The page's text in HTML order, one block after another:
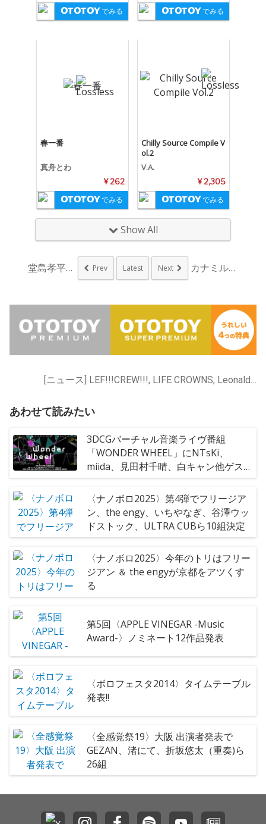
でみる でみる
春一番
真舟とわ
¥ 262
でみる
Chilly Source Compile V
ol.2
V.A.
¥ 2,305
でみる
Show All
堂島孝平×眉村ちあき... Prev Latest Next カナミル、クリトリッ...
[ニュース] LEF!!!CREW!!!, LIFE CROWNS, Leonald, NTsKi, 真舟とわ
あわせて読みたい
3DCGバーチャル音楽ライヴ番組
「WONDER WHEEL」にNTsKi、
miida、見田村千晴、白キャン他ゲスト
出演
〈ナノボロ2025〉第4弾でフリージア
ン、the engy、いちやなぎ、谷澤ウッ
ドストック、ULTRA CUBら10組決定
〈ナノボロ2025〉今年のトリはフリー
ジアン ＆ the engyが京都をアツくす
る
第5回〈APPLE VINEGAR -Music
Award-〉ノミネート12作品発表
〈ボロフェスタ2014〉タイムテーブル
発表!!
〈全感覚祭19〉大阪 出演者発表で
GEZAN、渚にて、折坂悠太（重奏)ら
26組